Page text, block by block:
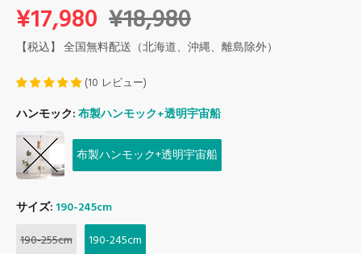
¥17,980 ¥18,980
【税込】 全国無料配送（北海道、沖縄、離島除外）
(10 レビュー)
ハンモック:布製ハンモック+透明宇宙船
布製ハンモック+透明宇宙船
サイズ: 190-245cm
190-255cm
190-245cm